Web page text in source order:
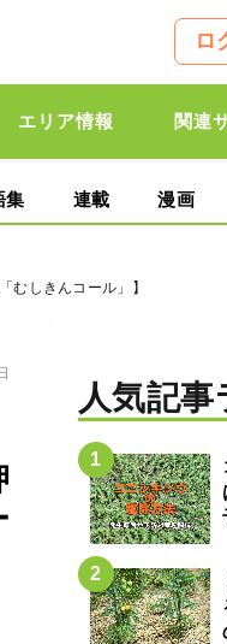
ロ
エリア情報 関連
集 連載 漫画
むしきんコール」】
人気記